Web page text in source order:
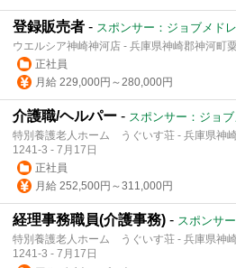
登録販売者 - スポンサー：ジョブメド
ウエルシア神崎神河店 - 兵庫県神崎郡神河町
正社員
月給 229,000円～280,000円
介護職/ヘルパー - スポンサー：ジョ
特別養護老人ホーム うぐいす荘 - 兵庫県神
1241-3 - 7月17日
正社員
月給 252,500円～311,000円
経理事務職員(介護事務) - スポンサ
特別養護老人ホーム うぐいす荘 - 兵庫県神
1241-3 - 7月17日